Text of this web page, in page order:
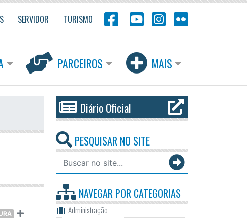
SERVIDOR TURISMO
PARCEIROS MAIS
Diário Oficial
PESQUISAR NO SITE
NAVEGAR PORCATEGORIAS
Administração